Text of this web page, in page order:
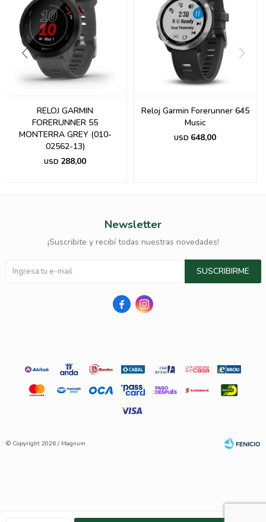
RELOJ GARMIN
FORERUNNER 55
MONTERRA GREY (010-
02562-13)
USD 288,00
Reloj Garmin Forerunner 645
Music
USD 648,00
Newsletter
¡Suscribite y recibí todas nuestras novedades!
SUSCRIBIRME
 
© Copyright 2026 / Magnum